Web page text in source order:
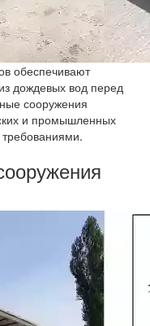
обеспечивают
дождевых вод перед
сооружения
и промышленных